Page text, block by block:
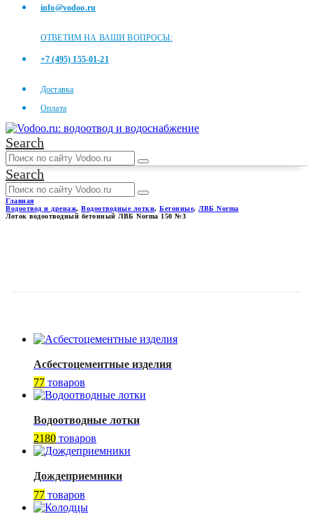
info@vodoo.ru
ОТВЕТИМ НА ВАШИ ВОПРОСЫ:
+7 (495) 155-01-21
Доставка
Оплата
Search
Search
Главная
Водоотвод и дренаж, Водоотводные лотки, Бетонные, ЛВБ Norma
Лоток водоотводный бетонный ЛВБ Norma 150 №3
Асбестоцементные изделия
77 товаров
Водоотводные лотки
2180 товаров
Дождеприемники
77 товаров